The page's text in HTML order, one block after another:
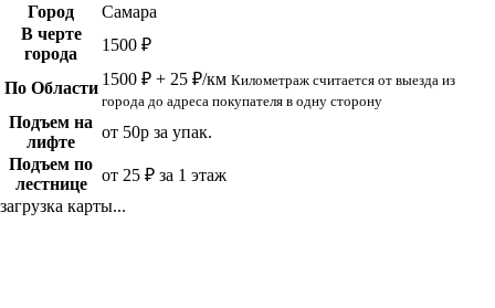
Город
Самара
В черте
города
1500 ₽
По Области 1500 ₽ + 25 ₽/км Километраж считается от выезда из
города до адреса покупателя в одну сторону
Подъем на
лифте
от 50р за упак.
Подъем по
лестнице
от 25 ₽ за 1 этаж
загрузка карты...